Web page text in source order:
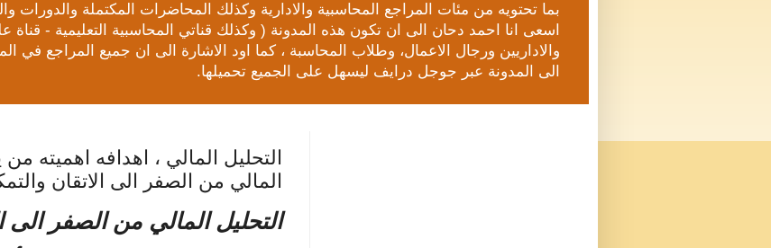
بما تحتويه من مئات المراجع المحاسبية والادارية وكذلك المحاضرات المكتملة والدورات
اسعى انا احمد دحان الى ان تكون هذه المدونة ( وكذلك قناتي المحاسبية التعليمية - قناة
والاداريين ورجال الاعمال، وطلاب المحاسبة ، كما اود الاشارة الى ان جميع المراجع في
الى المدونة عبر جوجل درايف ليسهل على الجميع تحميلها.
المالي من الصفر الى الاتقان
التحليل المالي من الصفر الى